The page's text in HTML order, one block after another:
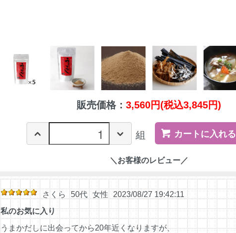
販売価格： 3,560円(税込3,845円)
組 カートに入れる
＼お客様のレビュー／
さくら 50代 女性
2023/08/27 19:42:11
私のお気に入り
うまかだしに出会ってから20年近くなりますが、